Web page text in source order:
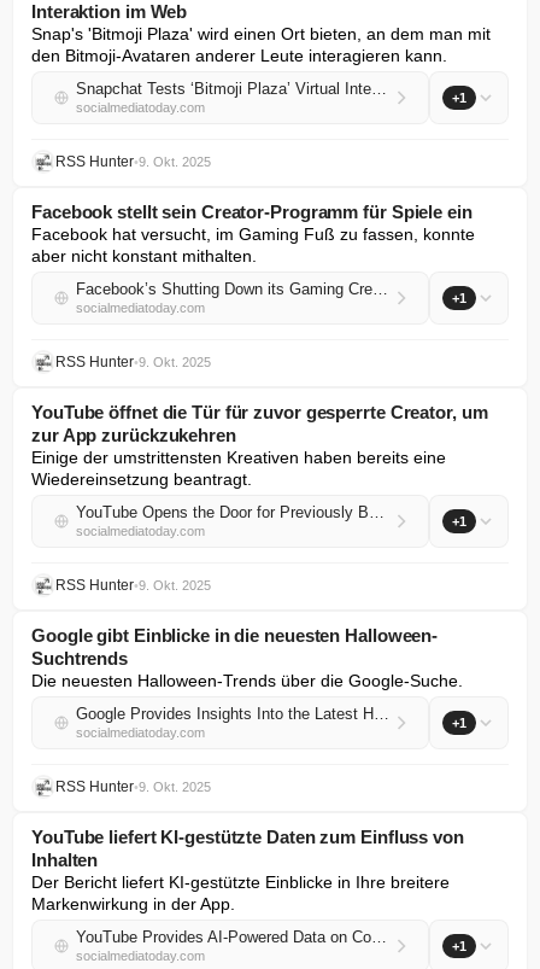
Interaktion im Web
Snap's 'Bitmoji Plaza' wird einen Ort bieten, an dem man mit
den Bitmoji-Avataren anderer Leute interagieren kann.
Snapchat Tests ‘Bitmoji Plaza’ Virtual Interaction Option on Web
socialmediatoday.com
+1
RSS Hunter•9. Okt. 2025
Facebook stellt sein Creator-Programm für Spiele ein
Facebook hat versucht, im Gaming Fuß zu fassen, konnte
aber nicht konstant mithalten.
Facebook’s Shutting Down its Gaming Creator Program
socialmediatoday.com
+1
RSS Hunter•9. Okt. 2025
YouTube öffnet die Tür für zuvor gesperrte Creator, um
zur App zurückzukehren
Einige der umstrittensten Kreativen haben bereits eine
Wiedereinsetzung beantragt.
YouTube Opens the Door for Previously Banned Creators to Return to the App
socialmediatoday.com
+1
RSS Hunter•9. Okt. 2025
Google gibt Einblicke in die neuesten Halloween-
Suchtrends
Die neuesten Halloween-Trends über die Google-Suche.
Google Provides Insights Into the Latest Halloween Search Trends
socialmediatoday.com
+1
RSS Hunter•9. Okt. 2025
YouTube liefert KI-gestützte Daten zum Einfluss von
Inhalten
Der Bericht liefert KI-gestützte Einblicke in Ihre breitere
Markenwirkung in der App.
YouTube Provides AI-Powered Data on Content Impact
socialmediatoday.com
+1